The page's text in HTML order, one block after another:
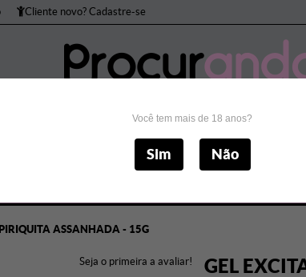
Cliente novo? Cadastre-se
Bomba Peniana
ASSANHADA - 15G
Seja o primeira a avaliar!
GEL
Você tem mais de 18 anos?
Sim Não